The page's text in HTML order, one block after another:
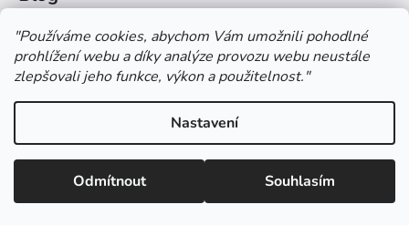
"Používáme cookies, abychom Vám umožnili pohodlné
prohlížení webu a díky analýze provozu webu neustále
zlepšovali jeho funkce, výkon a použitelnost."
Nastavení
Odmítnout Souhlasím
*** TUČNĚ ZVÝRAZNĚNÁ CENA U PRODUKTU JE CENA BEZ DPH
*** Vážení zákazníci, pokud při objednávce zvolíte platbu "PLATBA
NA FAKTURU (PLATBA PŘEDEM)" NEPLAŤTE prosím za zboží
ihned po ukončení objednávky. PLATEBNÍ ÚDAJE VÁM BUDOU
Čím můžeš psát do sešitu?
Jak na číslování sešitů
Značení tvrdosti grafitových tužek
Vytvořil Shoptet
Copyright 2026COLOR OFFICE s.r.o.. Všechna práva
vyhrazena.Upravit nastavení cookies